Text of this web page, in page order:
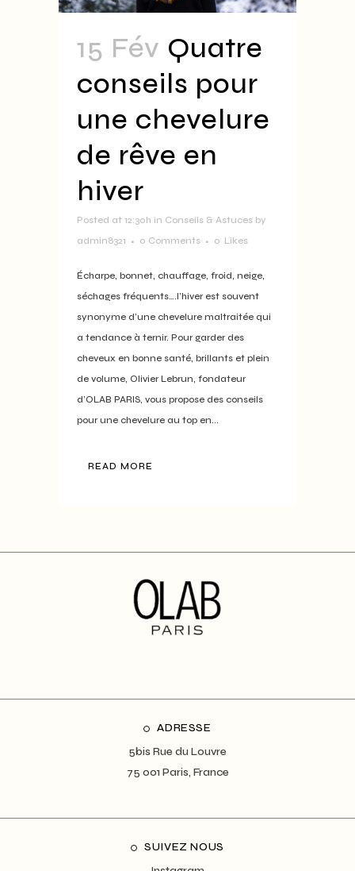
15 Fév Quatre
conseils pour
une chevelure
de rêve en
hiver
Posted at 12:30h in Conseils & Astuces by
admin8321
0 Comments 0 Likes
Écharpe, bonnet, chauffage, froid, neige,
séchages fréquents….l’hiver est souvent
synonyme d’une chevelure maltraitée qui
a tendance à ternir. Pour garder des
cheveux en bonne santé, brillants et plein
de volume, Olivier Lebrun, fondateur
d’OLAB PARIS, vous propose des conseils
pour une chevelure au top en...
READ MORE
ADRESSE
5bis Rue du Louvre
75 001 Paris, France
SUIVEZ NOUS